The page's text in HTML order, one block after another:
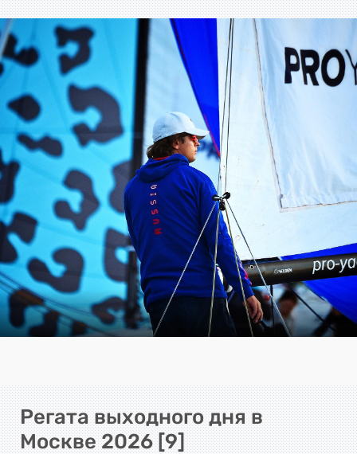
Регата выходного дня в
Москве 2026 [9]